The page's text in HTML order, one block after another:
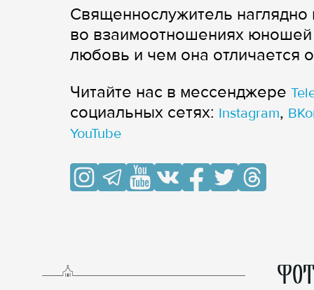
Священнослужитель наглядно
во взаимоотношениях юношей
любовь и чем она отличается
Читайте нас в мессенджере
cоциальных сетях: Instagram,
YouTube